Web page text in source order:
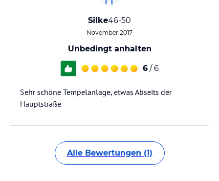
Silke46-50
November 2017
Unbedingt anhalten
6 / 6
Sehr schöne Tempelanlage, etwas Abseits der
Hauptstraße
Alle Bewertungen (1)